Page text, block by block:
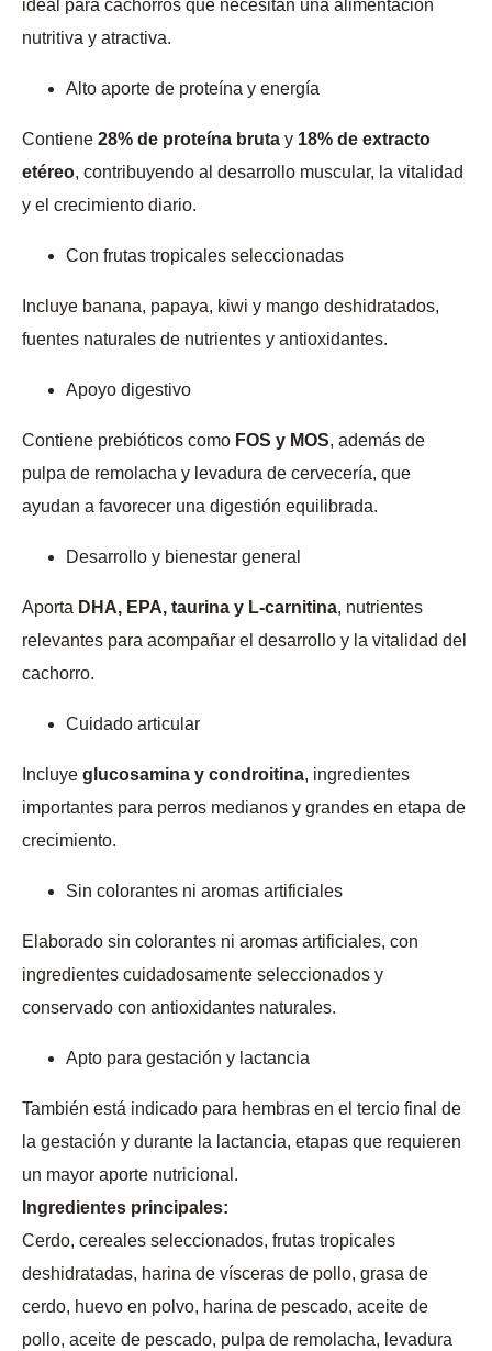
ideal para cachorros que necesitan una alimentación
nutritiva y atractiva.
Alto aporte de proteína y energía
Contiene 28% de proteína bruta y 18% de extracto
etéreo, contribuyendo al desarrollo muscular, la vitalidad
y el crecimiento diario.
Con frutas tropicales seleccionadas
Incluye banana, papaya, kiwi y mango deshidratados,
fuentes naturales de nutrientes y antioxidantes.
Apoyo digestivo
Contiene prebióticos como FOS y MOS, además de
pulpa de remolacha y levadura de cervecería, que
ayudan a favorecer una digestión equilibrada.
Desarrollo y bienestar general
Aporta DHA, EPA, taurina y L-carnitina, nutrientes
relevantes para acompañar el desarrollo y la vitalidad del
cachorro.
Cuidado articular
Incluye glucosamina y condroitina, ingredientes
importantes para perros medianos y grandes en etapa de
crecimiento.
Sin colorantes ni aromas artificiales
Elaborado sin colorantes ni aromas artificiales, con
ingredientes cuidadosamente seleccionados y
conservado con antioxidantes naturales.
Apto para gestación y lactancia
También está indicado para hembras en el tercio final de
la gestación y durante la lactancia, etapas que requieren
un mayor aporte nutricional.
Ingredientes principales:
Cerdo, cereales seleccionados, frutas tropicales
deshidratadas, harina de vísceras de pollo, grasa de
cerdo, huevo en polvo, harina de pescado, aceite de
pollo, aceite de pescado, pulpa de remolacha, levadura